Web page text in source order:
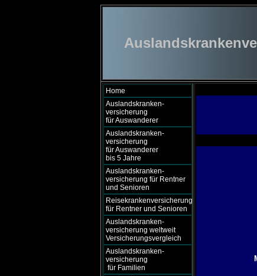
Home
Auslandskranken-
versicherung
für Auswanderer
Auslandskranken-
versicherung
für Auswanderer
bis 5 Jahre
Auslandskranken-
versicherung für Rentner
und Senioren
Reisekrankenversicherung
für Rentner und Senioren
Auslandskranken-
versicherung weltweit
Versicherungsvergleich
Auslandskranken-
versicherung
für Familien